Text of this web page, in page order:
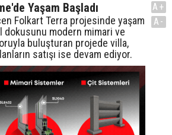
Yaşam Başladı
Folkart Terra projesinde yaşam
dokusunu modern mimari ve
buluşturan projede villa,
satışı ise devam ediyor.
A+
A-